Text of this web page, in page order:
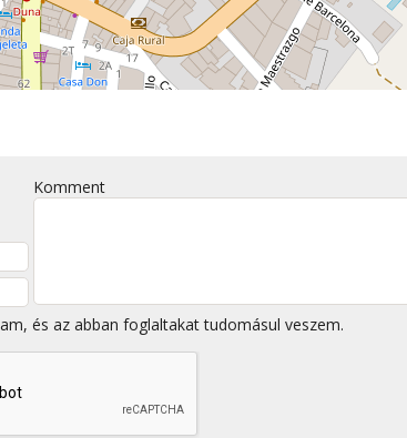
Komment
és az abban foglaltakat tudomásul veszem.